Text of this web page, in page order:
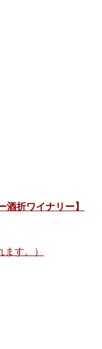
酒折ワイナリー】
す。）